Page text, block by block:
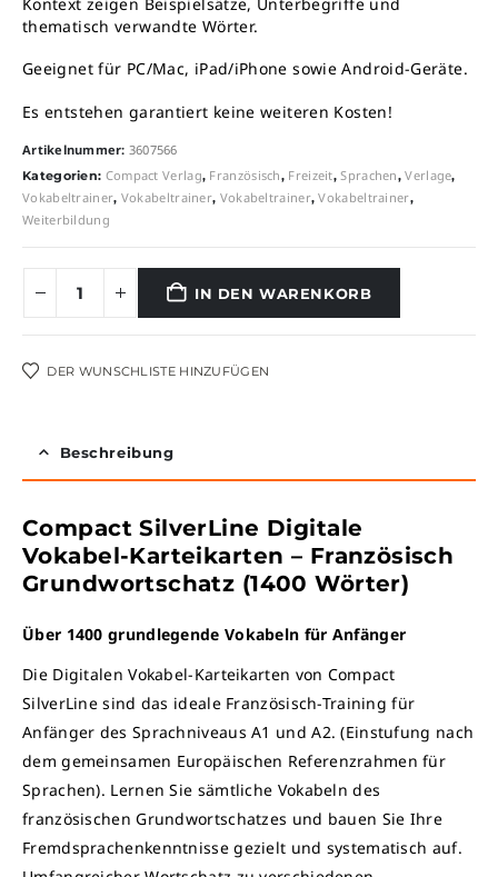
thematisch verwandte Wörter.
Geeignet für PC/Mac, iPad/iPhone sowie Android-Geräte.
Es entstehen garantiert keine weiteren Kosten!
Artikelnummer: 3607566
Kategorien: Compact Verlag, Französisch, Freizeit,Sprachen,Verlage,
Vokabeltrainer, Vokabeltrainer, Vokabeltrainer,Vokabeltrainer,
Weiterbildung
IN DEN WARENKORB
Alternative:
DER WUNSCHLISTE HINZUFÜGEN
Beschreibung
Compact SilverLine Digitale
Vokabel-Karteikarten – Französisch
Grundwortschatz (1400 Wörter)
Über 1400 grundlegende Vokabeln für Anfänger
Die Digitalen Vokabel-Karteikarten von Compact
SilverLine sind das ideale Französisch-Training für
Anfänger des Sprachniveaus A1 und A2. (Einstufung nach
dem gemeinsamen Europäischen Referenzrahmen für
Sprachen). Lernen Sie sämtliche Vokabeln des
französischen Grundwortschatzes und bauen Sie Ihre
Fremdsprachenkenntnisse gezielt und systematisch auf.